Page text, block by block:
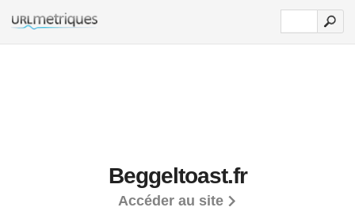
Beggeltoast.fr
Accéder au site